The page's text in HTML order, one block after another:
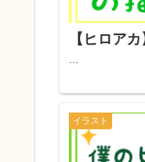
【ヒロア
イラスト